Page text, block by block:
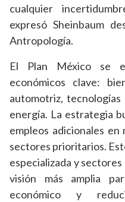
cualquier
expresó Sheinbaum
Antropología.
El Plan México se
económicos clave:
automotriz,
energía. La estrategia
empleos adicionales
sectores prioritarios.
especializada y
visión más amplia
económico y